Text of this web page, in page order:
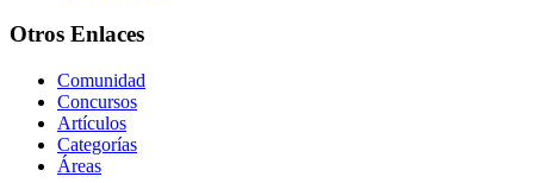
Otros Enlaces
Comunidad
Concursos
Artículos
Categorías
Áreas